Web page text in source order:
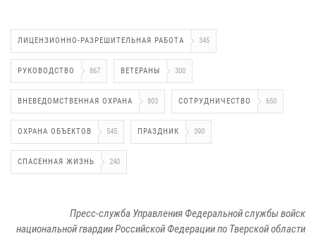
ЛИЦЕНЗИОННО-РАЗРЕШИТЕЛЬНАЯ РАБОТА 345
РУКОВОДСТВО 867 ВЕТЕРАНЫ 300
ВНЕВЕДОМСТВЕННАЯ ОХРАНА 803 СОТРУДНИЧЕСТВО 650
ОХРАНА ОБЪЕКТОВ 545 ПРАЗДНИК 390
СПАСЕННАЯ ЖИЗНЬ 240
Пресс-служба Управления Федеральной службы войск
национальной гвардии Российской Федерации по Тверской области